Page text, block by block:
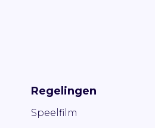
Regelingen
Speelfilm